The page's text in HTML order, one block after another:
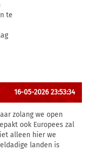
te
16-05-2026 23:53:34
zolang we open
ook Europees zal
alleen hier we
landen is